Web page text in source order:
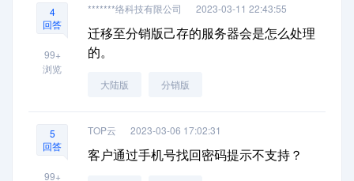
4
回答
99+
浏览
*******络科技有限公司 2023-03-11 22:43:55
迁移至分销版己存的服务器会是怎么处理
的。
大陆版 分销版
5
回答
99+
TOP云 2023-03-06 17:02:31
客户通过手机号找回密码提示不支持？